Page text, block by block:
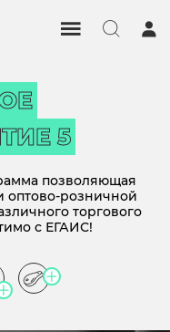
5
позволяющая
оптово-розничной
торгового
с ЕГАИС!